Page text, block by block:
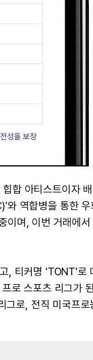
합 아티스트이자
와 역합병을 통한 우
이며, 이번 거래에
, 티커명 'TONT'로
로 스포츠 리그가
그로, 전직 미국프로